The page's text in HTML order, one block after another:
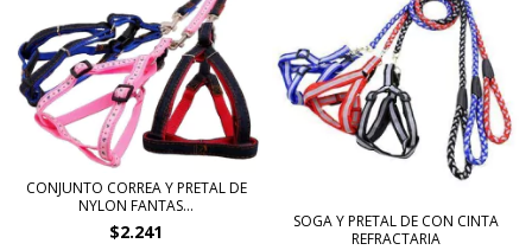
CONJUNTO CORREA Y PRETAL DE
NYLON FANTAS...
$2.241
SOGA Y PRETAL DE CON CINTA
REFRACTARIA